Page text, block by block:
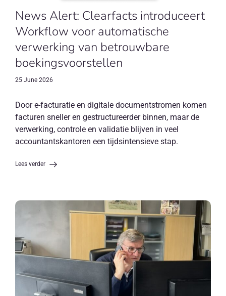
News Alert: Clearfacts introduceert
Workflow voor automatische
verwerking van betrouwbare
boekingsvoorstellen
25 June 2026
Door e-facturatie en digitale documentstromen komen
facturen sneller en gestructureerder binnen, maar de
verwerking, controle en validatie blijven in veel
accountantskantoren een tijdsintensieve stap.
Lees verder